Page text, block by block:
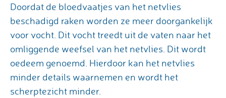
Doordat de bloedvaatjes van het netvlies
beschadigd raken worden ze meer doorgankelijk
voor vocht. Dit vocht treedt uit de vaten naar het
omliggende weefsel van het netvlies. Dit wordt
oedeem genoemd. Hierdoor kan het netvlies
minder details waarnemen en wordt het
scherptezicht minder.